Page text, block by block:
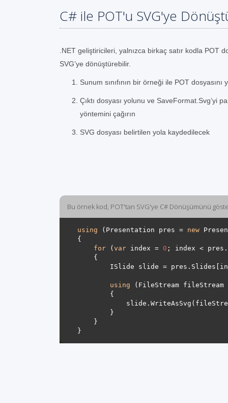
C# ile POT'u SVG'ye
.NET geliştiricileri, yalnızca birkaç satır kodla POT
SVG’ye dönüştürebilir.
Sunum sınıfının bir örneği ile POT dosyasını
Çıktı dosyası yolunu ve SaveFormat.Svg’yi
yöntemini çağırın
SVG dosyası belirtilen yola kaydedilecek
Bu örnek kod, POT'tan SVG'ye C# Dönüşümünü
using (Presentation pres = new
for ( var index = 0
using (FileStream